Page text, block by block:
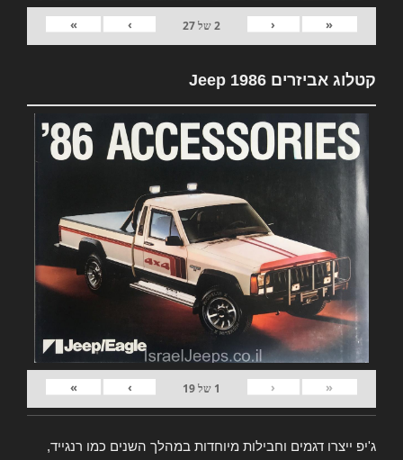
«
‹
2של27
›
»
קטלוג אביזרים Jeep 1986
«
‹
1 של19
›
»
ג'יפ ייצרו דגמים וחבילות מיוחדות במהלך השנים כמו רנגייד,